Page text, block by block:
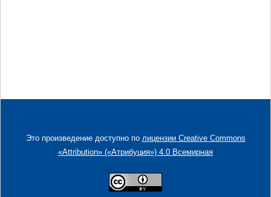
Это произведение доступно по лицензии Creative Commons
«Attribution» («Атрибуция») 4.0 Всемирная